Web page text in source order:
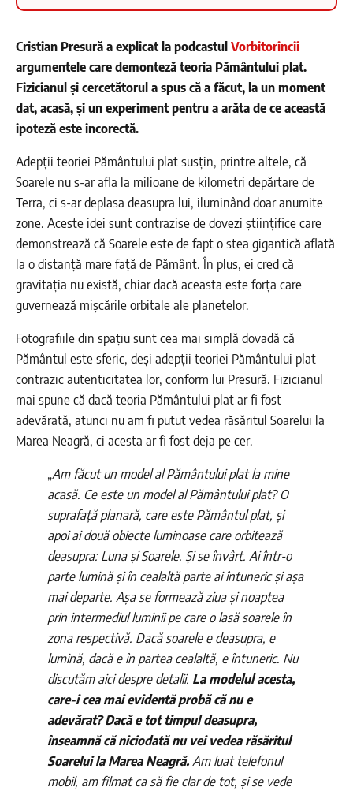
Cristian Presură a explicat la podcastulVorbitorincii
argumentele care demonteză teoria Pământului plat.
Fizicianul și cercetătorul a spus că a făcut, la un moment
dat, acasă, și un experiment pentru a arăta de ce această
ipoteză este incorectă.
Adepții teoriei Pământului plat susțin, printre altele, că
Soarele nu s-ar afla la milioane de kilometri depărtare de
Terra, ci s-ar deplasa deasupra lui, iluminând doar anumite
zone. Aceste idei sunt contrazise de dovezi științifice care
demonstrează că Soarele este de fapt o stea gigantică aflată
la o distanță mare față de Pământ. În plus, ei cred că
gravitația nu există, chiar dacă aceasta este forța care
guvernează mișcările orbitale ale planetelor.
Fotografiile din spațiu sunt cea mai simplă dovadă că
Pământul este sferic, deși adepții teoriei Pământului plat
contrazic autenticitatea lor, conform lui Presură. Fizicianul
mai spune că dacă teoria Pământului plat ar fi fost
adevărată, atunci nu am fi putut vedea răsăritul Soarelui la
Marea Neagră, ci acesta ar fi fost deja pe cer.
„Am făcut un model al Pământului plat la mine
acasă. Ce este un model al Pământului plat? O
suprafață planară, care este Pământul plat, și
apoi ai două obiecte luminoase care orbitează
deasupra: Luna și Soarele. Și se învârt. Ai într-o
parte lumină și în cealaltă parte ai întuneric și așa
mai departe. Așa se formează ziua și noaptea
prin intermediul luminii pe care o lasă soarele în
zona respectivă. Dacă soarele e deasupra, e
lumină, dacă e în partea cealaltă, e întuneric. Nu
discutăm aici despre detalii. La modelul acesta,
care-i cea mai evidentă probă că nu e
adevărat? Dacă e tot timpul deasupra,
înseamnă că niciodată nu vei vedea răsăritul
Soarelui la Marea Neagră.Am luat telefonul
mobil, am filmat ca să fie clar de tot, și se vede